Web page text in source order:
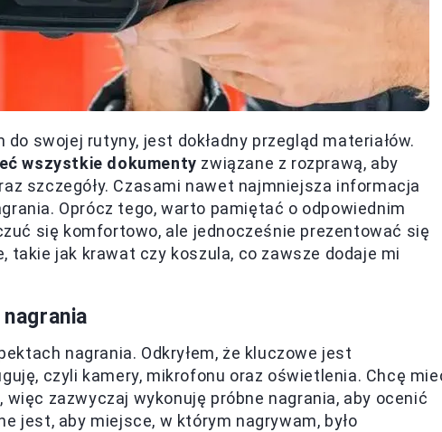
swojej rutyny, jest dokładny przegląd materiałów.
wszystkie dokumenty związane z rozprawą, aby
szczegóły. Czasami nawet najmniejsza informacja
Oprócz tego, warto pamiętać o odpowiednim
się komfortowo, ale jednocześnie prezentować się
takie jak krawat czy koszula, co zawsze dodaje mi
nagrania. Odkryłem, że kluczowe jest
czyli kamery, mikrofonu oraz oświetlenia. Chcę
zazwyczaj wykonuję próbne nagrania, aby ocenić
jest, aby miejsce, w którym nagrywam, było